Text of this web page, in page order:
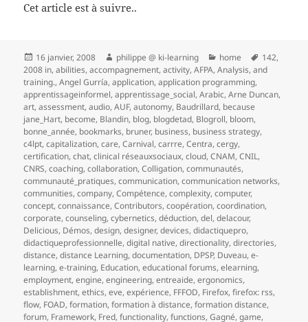
Cet article est à suivre..
Publié
le
16 janvier, 2008 Auteur
philippe @ ki-learning Catégories
home
Mots-
clés
142,
2008 in,abilities,accompagnement,activity,AFPA,Analysis,and
training.,Angel Gurría,application,application programming,
apprentissageinformel,apprentissage_social,Arabic,Arne Duncan,
art,assessment,audio,AUF,autonomy, Baudrillard, because
jane_Hart, become, Blandin, blog, blogdetad, Blogroll, bloom,
bonne_année, bookmarks, bruner, business, business strategy,
c4lpt,capitalization,care,Carnival,carrre,Centra,cergy,
certification,chat,clinical réseauxsociaux,cloud,CNAM,CNIL,
CNRS,coaching,collaboration,Colligation,communautés,
communauté_pratiques,communication,communication networks,
communities,company,Compétence,complexity,computer,
concept,connaissance,Contributors,coopération,coordination,
corporate,counseling,cybernetics,déduction,del,delacour,
Delicious, Démos,design,designer,devices,didactiquepro,
didactiqueprofessionnelle,digital native,directionality,directories,
distance,distance Learning,documentation, DPSP, Duveau,e-
learning,e-training, Education,educational forums,elearning,
employment,engine,engineering,entreaide,ergonomics,
establishment,ethics,eve,expérience, FFFOD, Firefox,firefox: rss,
flow, FOAD,formation,formation à distance,formation distance,
forum, Framework, Fred,functionality,functions,Gagné,game,